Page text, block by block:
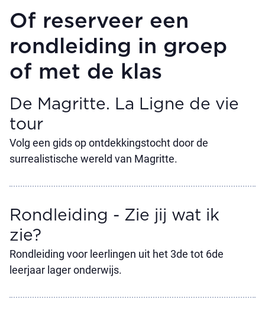
Of reserveer een
rondleiding in groep
of met de klas
De Magritte. La Ligne de vie
tour
Volg een gids op ontdekkingstocht door de
surrealistische wereld van Magritte.
Rondleiding - Zie jij wat ik
zie?
Rondleiding voor leerlingen uit het 3de tot 6de
leerjaar lager onderwijs.